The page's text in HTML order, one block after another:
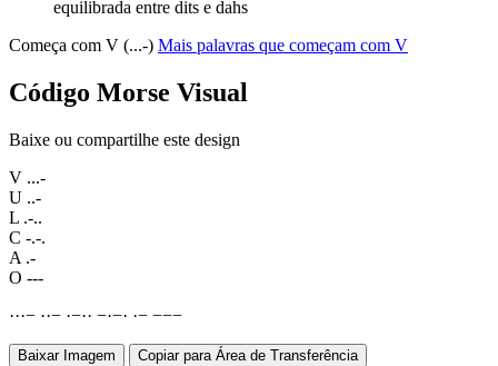
equilibrada entre dits e dahs
Começa com V (...-) Mais palavras que começam com V
Código Morse Visual
Baixe ou compartilhe este design
V ...-
U ..-
L .-..
C -.-.
A .-
O ---
···− ··− ·−·· −·−· ·− −−−
Baixar Imagem Copiar para Área de Transferência